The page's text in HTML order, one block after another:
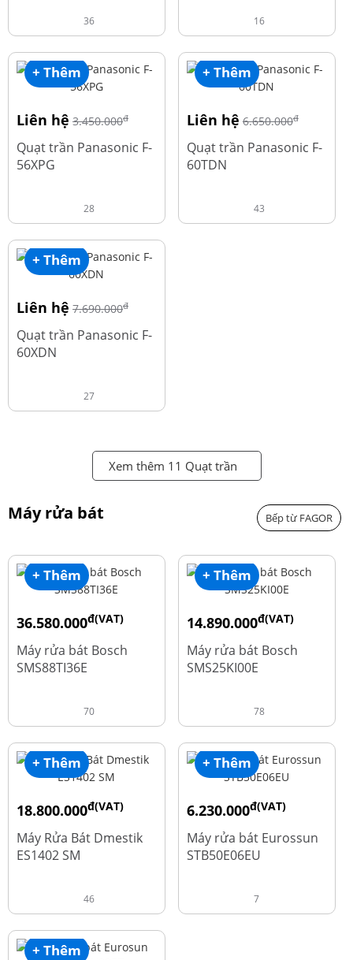
36 16
+ Thêm
Liên hệ 3.450.000đ
Quạt trần Panasonic F-
56XPG
28
+ Thêm
Liên hệ 6.650.000đ
Quạt trần Panasonic F-
60TDN
43
+ Thêm
Liên hệ 7.690.000đ
Quạt trần Panasonic F-
60XDN
27
Xem thêm 11 Quạt trần
Máy rửa bát Bếp từ FAGOR
+ Thêm
36.580.000đ(VAT)
50.740.000
Máy rửa bát Bosch
SMS88TI36E
70
+ Thêm
14.890.000đ(VAT)
24.270.000
Máy rửa bát Bosch
SMS25KI00E
78
+ Thêm
18.800.000đ(VAT)
23.500.000
Máy Rửa Bát Dmestik
ES1402 SM
46
+ Thêm
6.230.000đ(VAT)
7.790.000
Máy rửa bát Eurossun
STB50E06EU
7
+ Thêm